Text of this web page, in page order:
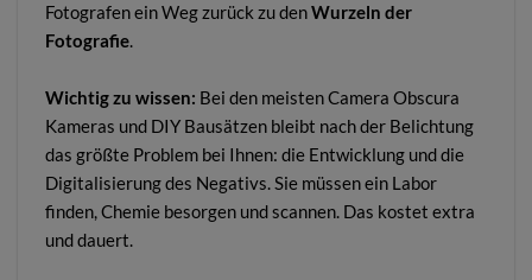
Fotografen ein Weg zurück zu denWurzeln der
Fotografie.
Wichtig zu wissen: Bei den meisten Camera Obscura
Kameras und DIY Bausätzen bleibt nach der Belichtung
das größte Problem bei Ihnen: die Entwicklung und die
Digitalisierung des Negativs. Sie müssen ein Labor
finden, Chemie besorgen und scannen. Das kostet extra
und dauert.